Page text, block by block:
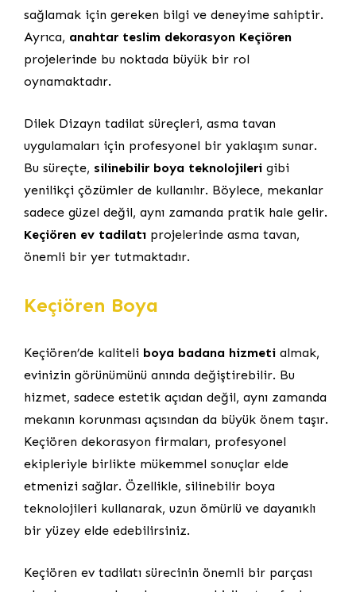
sağlamak için gereken bilgi ve deneyime sahiptir.
Ayrıca, anahtar teslim dekorasyon Keçiören
projelerinde bu noktada büyük bir rol
oynamaktadır.
Dilek Dizayn tadilat süreçleri, asma tavan
uygulamaları için profesyonel bir yaklaşım sunar.
Bu süreçte, silinebilir boya teknolojileri gibi
yenilikçi çözümler de kullanılır. Böylece, mekanlar
sadece güzel değil, aynı zamanda pratik hale gelir.
Keçiören ev tadilatı projelerinde asma tavan,
önemli bir yer tutmaktadır.
Keçiören Boya
Keçiören’de kaliteli boya badana hizmeti almak,
evinizin görünümünü anında değiştirebilir. Bu
hizmet, sadece estetik açıdan değil, aynı zamanda
mekanın korunması açısından da büyük önem taşır.
Keçiören dekorasyon firmaları, profesyonel
ekipleriyle birlikte mükemmel sonuçlar elde
etmenizi sağlar. Özellikle, silinebilir boya
teknolojileri kullanarak, uzun ömürlü ve dayanıklı
bir yüzey elde edebilirsiniz.
Keçiören ev tadilatı sürecinin önemli bir parçası